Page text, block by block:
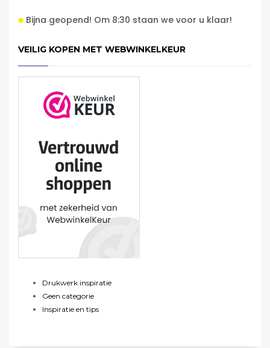
Bijna geopend! Om 8:30 staan we voor u klaar!
VEILIG KOPEN MET WEBWINKELKEUR
Drukwerk inspiratie
Geen categorie
Inspiratie en tips